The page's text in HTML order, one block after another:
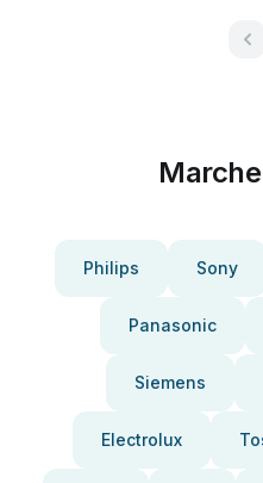
Philips Sony
Panasonic
Siemens
Electrolux